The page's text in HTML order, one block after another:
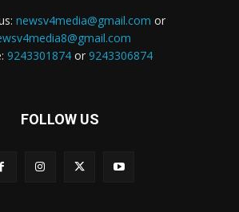
newsv4media@gmail.com or
9243301874or 9243306874
FOLLOW US